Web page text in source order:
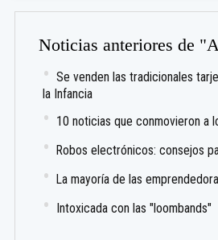
Noticias anteriores de
Se venden las tradicionales
la Infancia
10 noticias que conmovieron a
Robos electrónicos: consejos
La mayoría de las
Intoxicada con las "loombands"